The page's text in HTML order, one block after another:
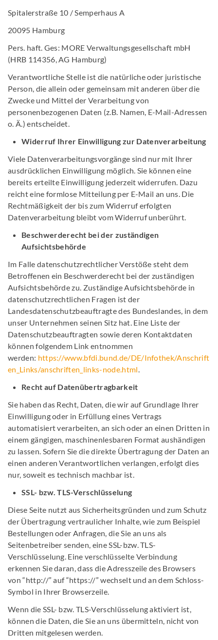
Spitalerstraße 10 / Semperhaus A
20095 Hamburg
Pers. haft. Ges: MORE Verwaltungsgesellschaft mbH
(HRB 114356, AG Hamburg)
Verantwortliche Stelle ist die natürliche oder juristische
Person, die allein oder gemeinsam mit anderen über die
Zwecke und Mittel der Verarbeitung von
personenbezogenen Daten (z.B. Namen, E-Mail-Adressen
o. Ä.) entscheidet.
Widerruf Ihrer Einwilligung zur Datenverarbeitung
Viele Datenverarbeitungsvorgänge sind nur mit Ihrer
ausdrücklichen Einwilligung möglich. Sie können eine
bereits erteilte Einwilligung jederzeit widerrufen. Dazu
reicht eine formlose Mitteilung per E-Mail an uns. Die
Rechtmäßigkeit der bis zum Widerruf erfolgten
Datenverarbeitung bleibt vom Widerruf unberührt.
Beschwerderecht bei der zuständigen
Aufsichtsbehörde
Im Falle datenschutzrechtlicher Verstöße steht dem
Betroffenen ein Beschwerderecht bei der zuständigen
Aufsichtsbehörde zu. Zuständige Aufsichtsbehörde in
datenschutzrechtlichen Fragen ist der
Landesdatenschutzbeauftragte des Bundeslandes, in dem
unser Unternehmen seinen Sitz hat. Eine Liste der
Datenschutzbeauftragten sowie deren Kontaktdaten
können folgendem Link entnommen
werden: https://www.bfdi.bund.de/DE/Infothek/Anschrift
en_Links/anschriften_links-node.html.
Recht auf Datenübertragbarkeit
Sie haben das Recht, Daten, die wir auf Grundlage Ihrer
Einwilligung oder in Erfüllung eines Vertrags
automatisiert verarbeiten, an sich oder an einen Dritten in
einem gängigen, maschinenlesbaren Format aushändigen
zu lassen. Sofern Sie die direkte Übertragung der Daten an
einen anderen Verantwortlichen verlangen, erfolgt dies
nur, soweit es technisch machbar ist.
SSL- bzw. TLS-Verschlüsselung
Diese Seite nutzt aus Sicherheitsgründen und zum Schutz
der Übertragung vertraulicher Inhalte, wie zum Beispiel
Bestellungen oder Anfragen, die Sie an uns als
Seitenbetreiber senden, eine SSL-bzw. TLS-
Verschlüsselung. Eine verschlüsselte Verbindung
erkennen Sie daran, dass die Adresszeile des Browsers
von “http://” auf “https://” wechselt und an dem Schloss-
Symbol in Ihrer Browserzeile.
Wenn die SSL- bzw. TLS-Verschlüsselung aktiviert ist,
können die Daten, die Sie an uns übermitteln, nicht von
Dritten mitgelesen werden.